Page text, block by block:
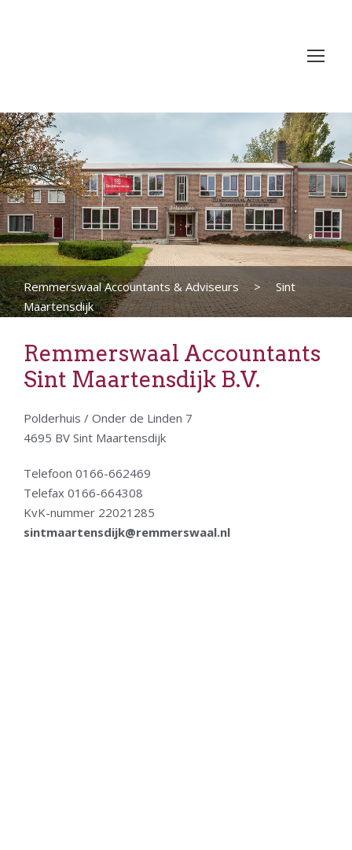
Remmerswaal Accountants & Adviseurs >
Sint
Maartensdijk
Remmerswaal Accountants
Sint Maartensdijk B.V.
Polderhuis / Onder de Linden 7
4695 BV Sint Maartensdijk
Telefoon 0166-662469
Telefax 0166-664308
KvK-nummer 22021285
sintmaartensdijk@remmerswaal.nl